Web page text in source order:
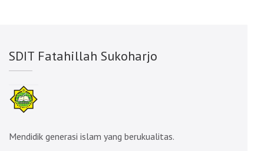
SDIT Fatahillah Sukoharjo
Mendidik generasi islam yang berukualitas.